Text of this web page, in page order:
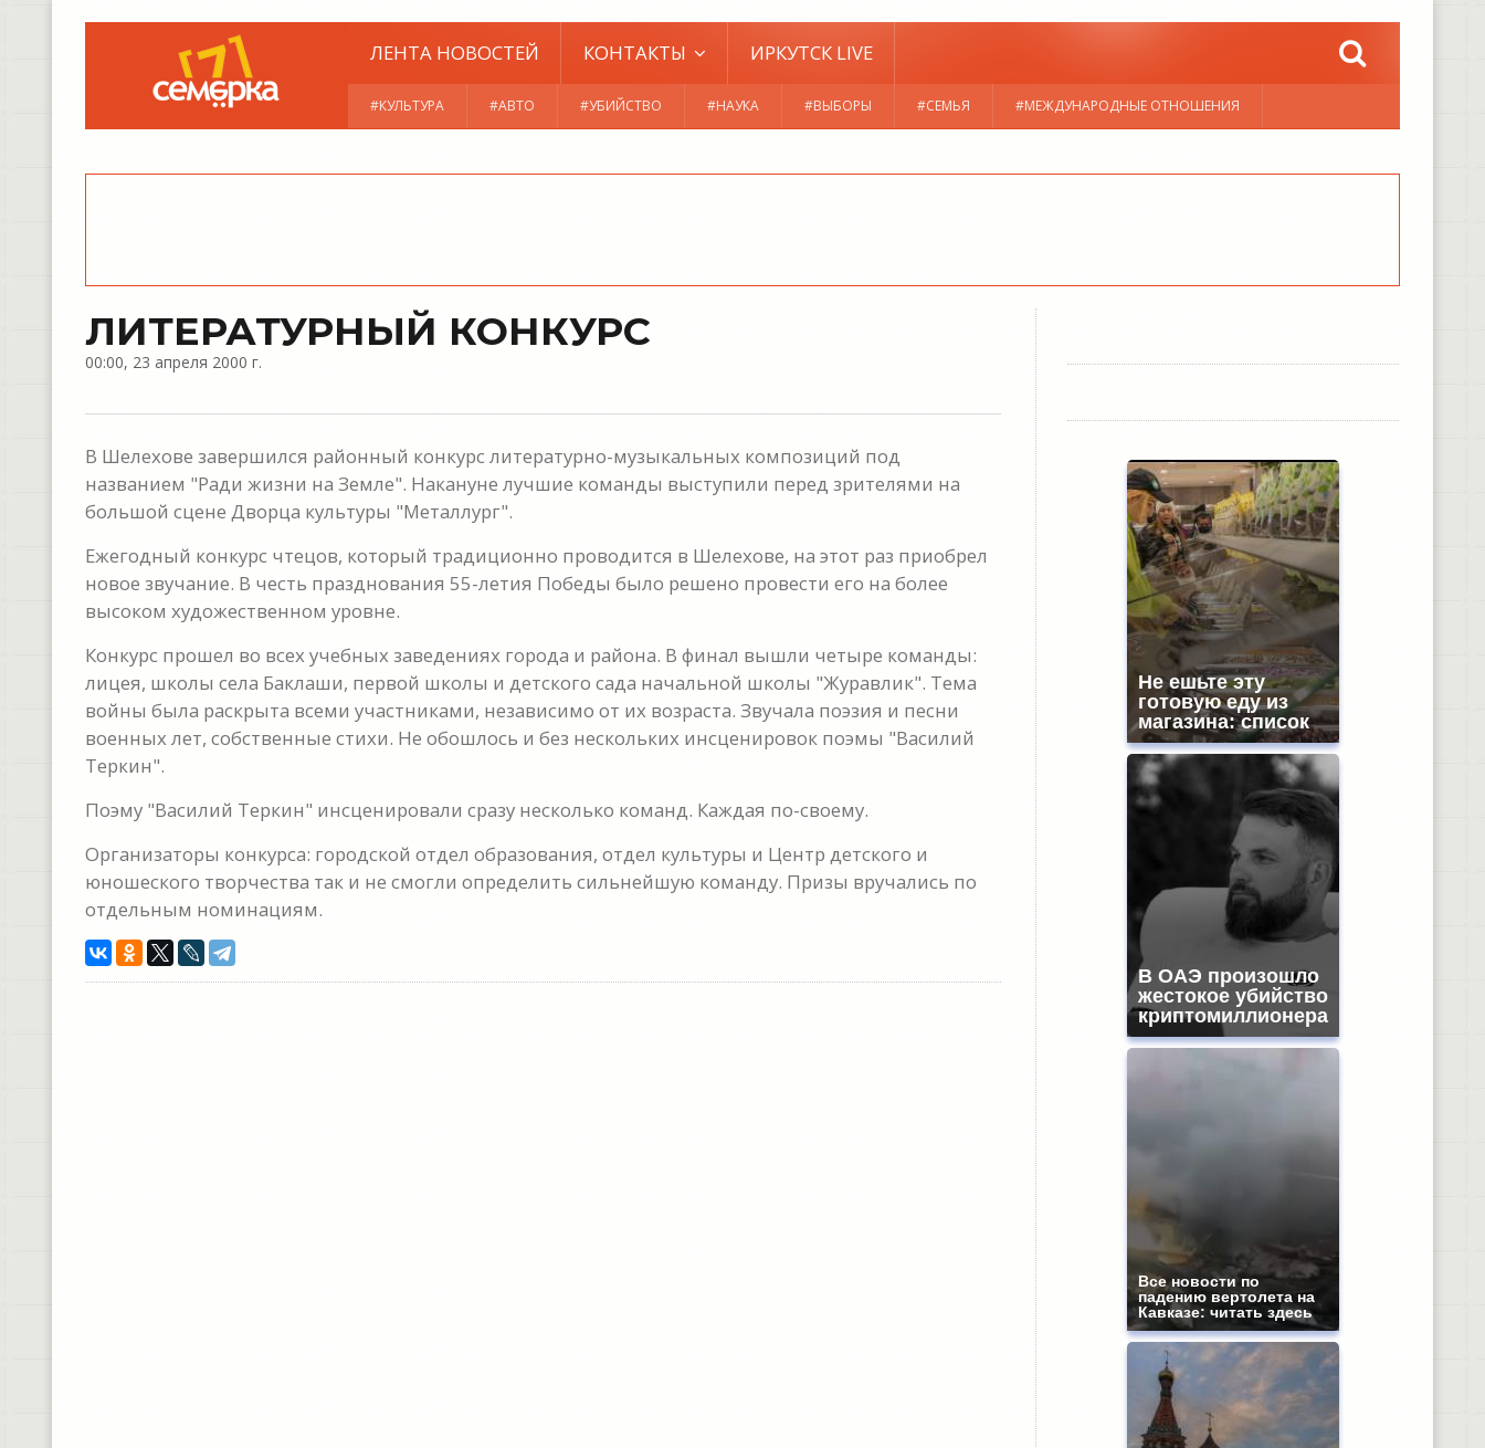
ЛЕНТА НОВОСТЕЙ КОНТАКТЫ ИРКУТСК LIVE
#КУЛЬТУРА #АВТО #УБИЙСТВО #НАУКА #ВЫБОРЫ #СЕМЬЯ #МЕЖДУНАРОДНЫЕ ОТНОШЕНИЯ
ЛИТЕРАТУРНЫЙ КОНКУРС
00:00, 23 апреля 2000 г.
В Шелехове завершился районный конкурс литературно-музыкальных композиций под
названием "Ради жизни на Земле". Накануне лучшие команды выступили перед зрителями на
большой сцене Дворца культуры "Металлург".
Ежегодный конкурс чтецов, который традиционно проводится в Шелехове, на этот раз приобрел
новое звучание. В честь празднования 55-летия Победы было решено провести его на более
высоком художественном уровне.
Конкурс прошел во всех учебных заведениях города и района. В финал вышли четыре команды:
лицея, школы села Баклаши, первой школы и детского сада начальной школы "Журавлик". Тема
войны была раскрыта всеми участниками, независимо от их возраста. Звучала поэзия и песни
военных лет, собственные стихи. Не обошлось и без нескольких инсценировок поэмы "Василий
Теркин".
Поэму "Василий Теркин" инсценировали сразу несколько команд. Каждая по-своему.
Организаторы конкурса: городской отдел образования, отдел культуры и Центр детского и
юношеского творчества так и не смогли определить сильнейшую команду. Призы вручались по
отдельным номинациям.
Не ешьте эту
готовую еду из
магазина: список
В ОАЭ произошло
жестокое убийство
криптомиллионера
Все новости по
падению вертолета на
Кавказе: читать здесь